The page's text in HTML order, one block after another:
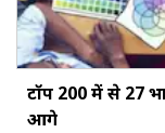
टॉप 200 में से 27
आगे